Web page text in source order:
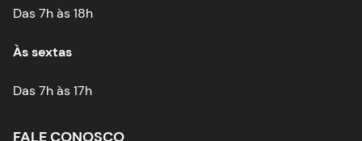
Das 7h às 18h
Às sextas
Das 7h às 17h